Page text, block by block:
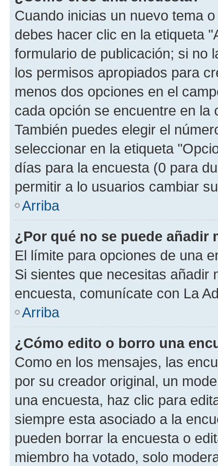
Cuando inicias un nuevo tema
debes hacer clic en la etiqueta
formulario de publicación; si no
los permisos apropiados para
menos dos opciones en el
cada opción se encuentre en
También puedes elegir el
seleccionar en la etiqueta
días para la encuesta (0 para
permitir a lo usuarios cambiar
Arriba
¿Por qué no se puede añadir
El límite para opciones de una
Si sientes que necesitas añadir
encuesta, comunícate con La
Arriba
¿Cómo edito o borro una
Como en los mensajes, las
por su creador original, un
una encuesta, haz clic para
siempre esta asociado a la
pueden borrar la encuesta o
miembro ha votado, solo